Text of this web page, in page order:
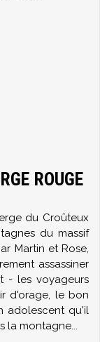
ROUGE
du Croûteux
du massif
Martin et Rose,
assassiner
- les voyageurs
d'orage, le bon
adolescent qu'il
la montagne...